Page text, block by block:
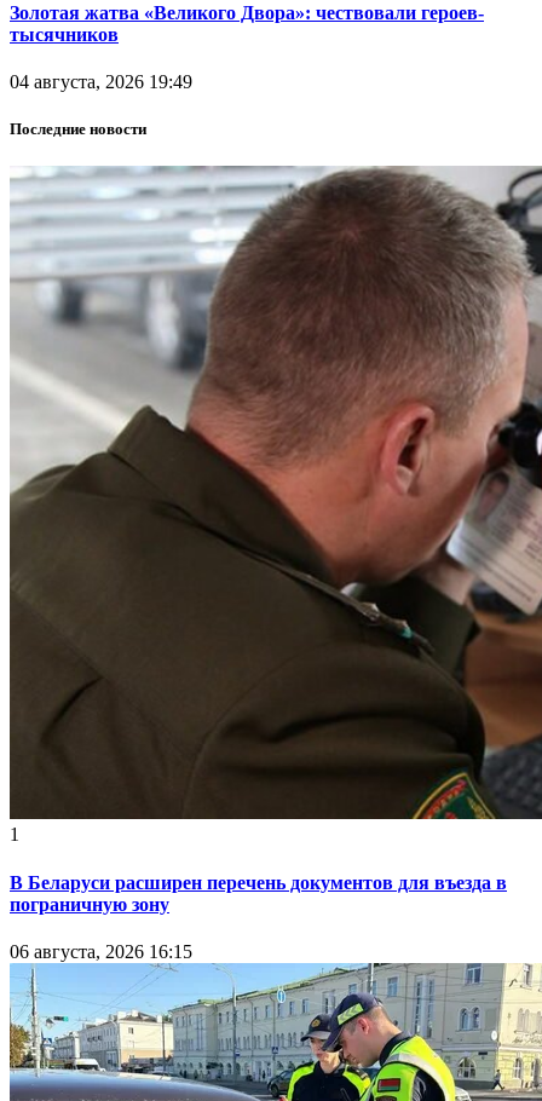
Золотая жатва «Великого Двора»: чествовали героев-
тысячников
04 августа, 2026 19:49
Последние новости
1
В Беларуси расширен перечень документов для въезда в
пограничную зону
06 августа, 2026 16:15